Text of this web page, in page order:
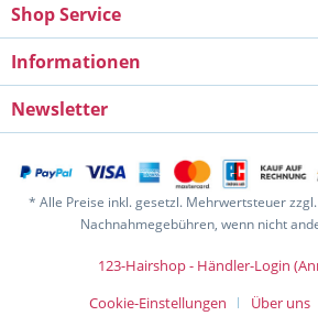
Shop Service
Informationen
Newsletter
* Alle Preise inkl. gesetzl. Mehrwertsteuer zzgl.
Nachnahmegebühren, wenn nicht
123-Hairshop - Händler-Login
Cookie-Einstellungen
Über uns